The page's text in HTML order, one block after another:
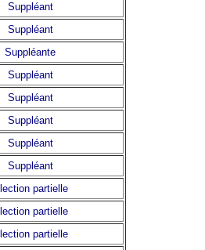
Suppléant
Suppléant
Suppléante
Suppléant
Suppléant
Suppléant
Suppléant
Suppléant
partielle
partielle
partielle